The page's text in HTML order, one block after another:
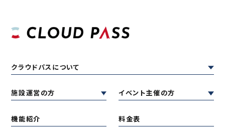
クラウドパスについて
施設運営の方 イベント主催の方
機能紹介 料金表